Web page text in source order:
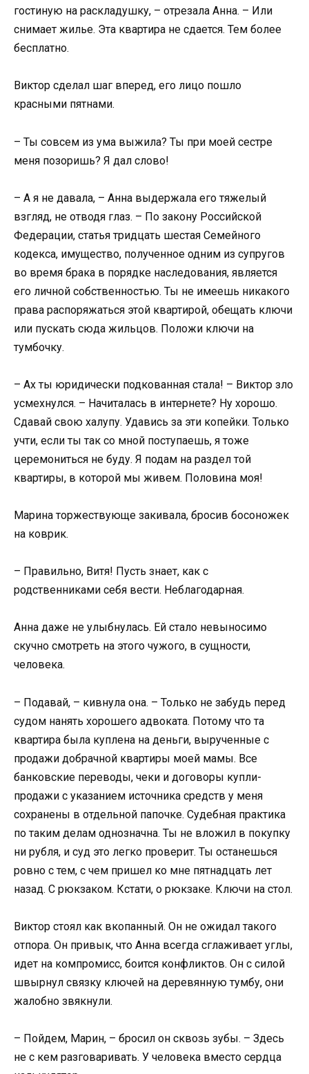
гостиную на раскладушку, – отрезала Анна. – Или
снимает жилье. Эта квартира не сдается. Тем более
бесплатно.
Виктор сделал шаг вперед, его лицо пошло
красными пятнами.
– Ты совсем из ума выжила? Ты при моей сестре
меня позоришь? Я дал слово!
– А я не давала, – Анна выдержала его тяжелый
взгляд, не отводя глаз. – По закону Российской
Федерации, статья тридцать шестая Семейного
кодекса, имущество, полученное одним из супругов
во время брака в порядке наследования, является
его личной собственностью. Ты не имеешь никакого
права распоряжаться этой квартирой, обещать ключи
или пускать сюда жильцов. Положи ключи на
тумбочку.
– Ах ты юридически подкованная стала! – Виктор зло
усмехнулся. – Начиталась в интернете? Ну хорошо.
Сдавай свою халупу. Удавись за эти копейки. Только
учти, если ты так со мной поступаешь, я тоже
церемониться не буду. Я подам на раздел той
квартиры, в которой мы живем. Половина моя!
Марина торжествующе закивала, бросив босоножек
на коврик.
– Правильно, Витя! Пусть знает, как с
родственниками себя вести. Неблагодарная.
Анна даже не улыбнулась. Ей стало невыносимо
скучно смотреть на этого чужого, в сущности,
человека.
– Подавай, – кивнула она. – Только не забудь перед
судом нанять хорошего адвоката. Потому что та
квартира была куплена на деньги, вырученные с
продажи добрачной квартиры моей мамы. Все
банковские переводы, чеки и договоры купли-
продажи с указанием источника средств у меня
сохранены в отдельной папочке. Судебная практика
по таким делам однозначна. Ты не вложил в покупку
ни рубля, и суд это легко проверит. Ты останешься
ровно с тем, с чем пришел ко мне пятнадцать лет
назад. С рюкзаком. Кстати, о рюкзаке. Ключи на стол.
Виктор стоял как вкопанный. Он не ожидал такого
отпора. Он привык, что Анна всегда сглаживает углы,
идет на компромисс, боится конфликтов. Он с силой
швырнул связку ключей на деревянную тумбу, они
жалобно звякнули.
– Пойдем, Марин, – бросил он сквозь зубы. – Здесь
не с кем разговаривать. У человека вместо сердца